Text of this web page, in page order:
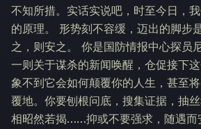
不知所措。实话实说吧，时至今日，
的原理。 形势刻不容缓，迈出的脚步
之，则安之。 你是国防情报中心探员
一则关于谋杀的新闻唤醒，仓促接下
象不到它会如何颠覆你的人生，甚至
覆地。你要刨根问底，搜集证据，抽
相昭然若揭……抑或不要强求，随遇而